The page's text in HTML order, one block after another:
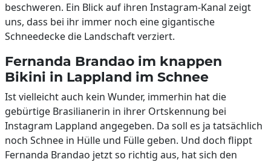
beschweren. Ein Blick auf ihren Instagram-Kanal zeigt
uns, dass bei ihr immer noch eine gigantische
Schneedecke die Landschaft verziert.
Fernanda Brandao im knappen
Bikini in Lappland im Schnee
Ist vielleicht auch kein Wunder, immerhin hat die
gebürtige Brasilianerin in ihrer Ortskennung bei
Instagram Lappland angegeben. Da soll es ja tatsächlich
noch Schnee in Hülle und Fülle geben. Und doch flippt
Fernanda Brandao jetzt so richtig aus, hat sich den